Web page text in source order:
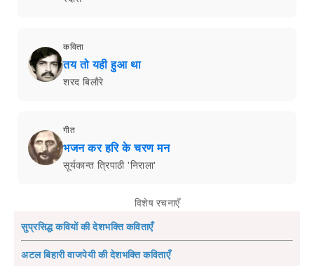
कविता
तय तो यही हुआ था
शरद बिलाैरे
गीत
भजन कर हरि के चरण मन
सूर्यकान्त त्रिपाठी 'निराला'
विशेष रचनाएँ
सुप्रसिद्ध कवियों की देशभक्ति कविताएँ
अटल बिहारी वाजपेयी की देशभक्ति कविताएँ